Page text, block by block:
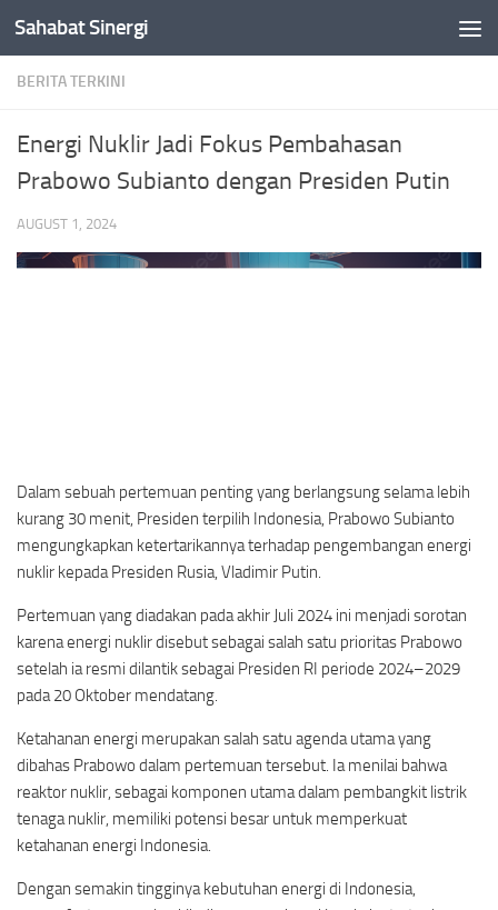
Skip to content
Sahabat Sinergi
BERITA TERKINI
Energi Nuklir Jadi Fokus Pembahasan
Prabowo Subianto dengan Presiden Putin
AUGUST 1, 2024
Dalam sebuah pertemuan penting yang berlangsung selama lebih
kurang 30 menit, Presiden terpilih Indonesia, Prabowo Subianto
mengungkapkan ketertarikannya terhadap pengembangan energi
nuklir kepada Presiden Rusia, Vladimir Putin.
Pertemuan yang diadakan pada akhir Juli 2024 ini menjadi sorotan
karena energi nuklir disebut sebagai salah satu prioritas Prabowo
setelah ia resmi dilantik sebagai Presiden RI periode 2024–2029
pada 20 Oktober mendatang.
Ketahanan energi merupakan salah satu agenda utama yang
dibahas Prabowo dalam pertemuan tersebut. Ia menilai bahwa
reaktor nuklir, sebagai komponen utama dalam pembangkit listrik
tenaga nuklir, memiliki potensi besar untuk memperkuat
ketahanan energi Indonesia.
Dengan semakin tingginya kebutuhan energi di Indonesia,